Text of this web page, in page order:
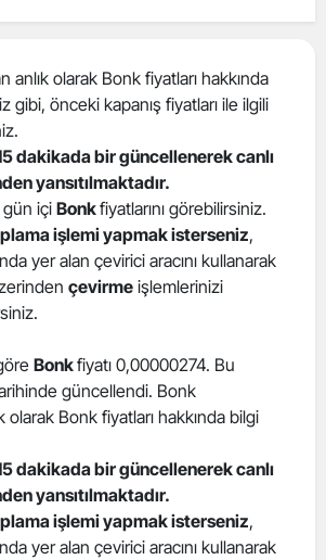
anlık olarak Bonk fiyatları hakkında
gibi, önceki kapanış fiyatları ile ilgili
dakikada bir güncellenerek canlı
yansıtılmaktadır.
içi Bonkfiyatlarını görebilirsiniz.
işlemi yapmak isterseniz,
yer alan çevirici aracını kullanarak
çevirme işlemlerinizi
Bonkfiyatı 0,00000274. Bu
güncellendi. Bonk
olarak Bonk fiyatları hakkında bilgi
dakikada bir güncellenerek canlı
yansıtılmaktadır.
işlemi yapmak isterseniz,
yer alan çevirici aracını kullanarak